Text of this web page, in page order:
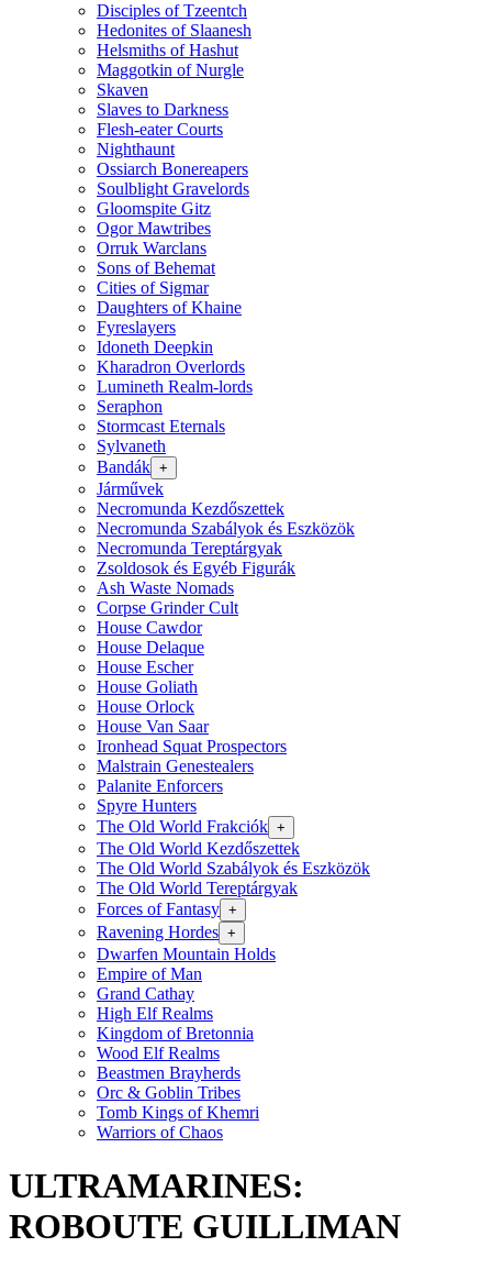
Disciples of Tzeentch
Hedonites of Slaanesh
Helsmiths of Hashut
Maggotkin of Nurgle
Skaven
Slaves to Darkness
Flesh-eater Courts
Nighthaunt
Ossiarch Bonereapers
Soulblight Gravelords
Gloomspite Gitz
Ogor Mawtribes
Orruk Warclans
Sons of Behemat
Cities of Sigmar
Daughters of Khaine
Fyreslayers
Idoneth Deepkin
Kharadron Overlords
Lumineth Realm-lords
Seraphon
Stormcast Eternals
Sylvaneth
Bandák +
Járművek
Necromunda Kezdőszettek
Necromunda Szabályok és Eszközök
Necromunda Tereptárgyak
Zsoldosok és Egyéb Figurák
Ash Waste Nomads
Corpse Grinder Cult
House Cawdor
House Delaque
House Escher
House Goliath
House Orlock
House Van Saar
Ironhead Squat Prospectors
Malstrain Genestealers
Palanite Enforcers
Spyre Hunters
The Old World Frakciók +
The Old World Kezdőszettek
The Old World Szabályok és Eszközök
The Old World Tereptárgyak
Forces of Fantasy +
Ravening Hordes +
Dwarfen Mountain Holds
Empire of Man
Grand Cathay
High Elf Realms
Kingdom of Bretonnia
Wood Elf Realms
Beastmen Brayherds
Orc & Goblin Tribes
Tomb Kings of Khemri
Warriors of Chaos
ULTRAMARINES:
ROBOUTE GUILLIMAN